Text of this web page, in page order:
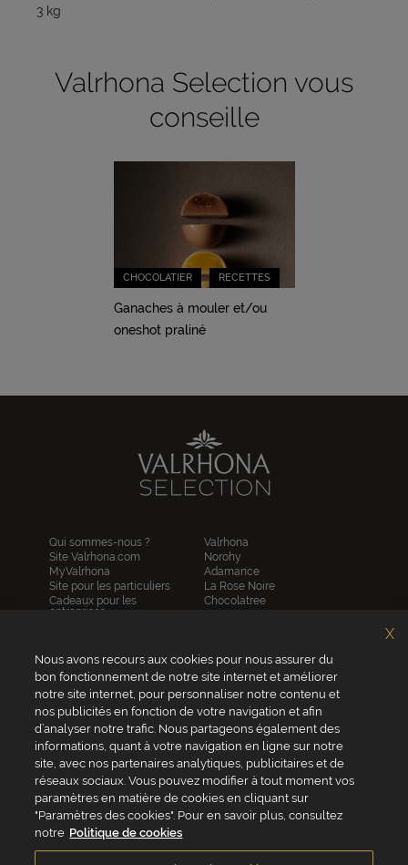
3 kg
Valrhona Selection vous
conseille
CHOCOLATIER RECETTES
Ganaches à mouler et/ou
oneshot praliné
Qui sommes-nous ?
Site Valrhona.com
MyValrhona
Site pour les particuliers
Cadeaux pour les
entreprises
Contactez-nous
Valrhona
Norohy
Adamance
La Rose Noire
Chocolatree
Republica del cacao
Service client
04 75 07 51 51
Du lundi au jeudi : 8h - 18h
Le vendredi : 8h - 17h
VALRHONA FRANCE - ZA Les Fleurons - 315 Allée des Bergerons -
Nous avons recours aux cookies pour nous assurer du
bon fonctionnement de notre site internet et améliorer
notre site internet, pour personnaliser notre contenu et
nos publicités en fonction de votre navigation et afin
d’analyser notre trafic. Nous partageons également des
informations, quant à votre navigation en ligne sur notre
site, avec nos partenaires analytiques, publicitaires et de
réseaux sociaux. Vous pouvez modifier à tout moment vos
paramètres en matière de cookies en cliquant sur
"Paramètres des cookies". Pour en savoir plus, consultez
notre Politique de cookies
X